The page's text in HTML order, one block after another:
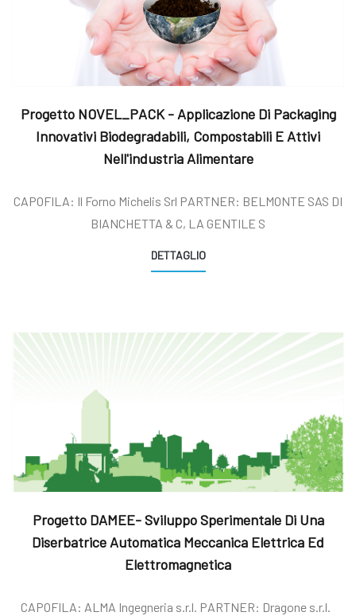
Progetto NOVEL_PACK - Applicazione Di Packaging
Innovativi Biodegradabili, Compostabili E Attivi
Nell'industria Alimentare
CAPOFILA: Il Forno Michelis Srl PARTNER: BELMONTE SAS DI
BIANCHETTA & C, LA GENTILE S
DETTAGLIO
Progetto DAMEE- Sviluppo Sperimentale Di Una
Diserbatrice Automatica Meccanica Elettrica Ed
Elettromagnetica
CAPOFILA: ALMA Ingegneria s.r.l. PARTNER: Dragone s.r.l.